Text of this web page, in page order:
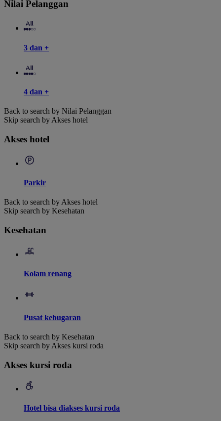
Nilai Pelanggan
3 dan +
4 dan +
Back to search by Nilai Pelanggan
Skip search by Akses hotel
Akses hotel
Parkir
Back to search by Akses hotel
Skip search by Kesehatan
Kesehatan
Kolam renang
Pusat kebugaran
Back to search by Kesehatan
Skip search by Akses kursi roda
Akses kursi roda
Hotel bisa diakses kursi roda